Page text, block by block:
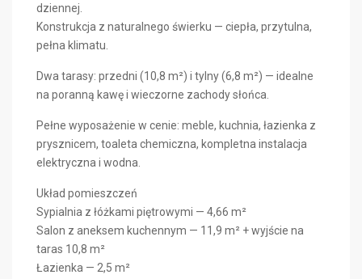
dziennej.
Konstrukcja z naturalnego świerku — ciepła, przytulna,
pełna klimatu.
Dwa tarasy: przedni (10,8 m²) i tylny (6,8 m²) — idealne
na poranną kawę i wieczorne zachody słońca.
Pełne wyposażenie w cenie: meble, kuchnia, łazienka z
prysznicem, toaleta chemiczna, kompletna instalacja
elektryczna i wodna.
Układ pomieszczeń
Sypialnia z łóżkami piętrowymi — 4,66 m²
Salon z aneksem kuchennym — 11,9 m² + wyjście na
taras 10,8 m²
Łazienka — 2,5 m²